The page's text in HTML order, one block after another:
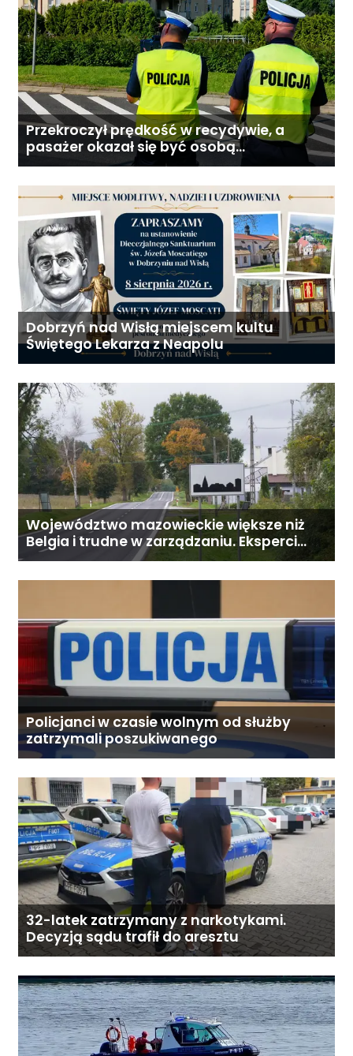
Przekroczył prędkość w recydywie, a
pasażer okazał się być osobą
poszukiwaną
Dobrzyń nad Wisłą miejscem kultu
Świętego Lekarza z Neapolu
Województwo mazowieckie większe niż
Belgia i trudne w zarządzaniu. Eksperci
proponują podział centralnej Polski
Policjanci w czasie wolnym od służby
zatrzymali poszukiwanego
32-latek zatrzymany z narkotykami.
Decyzją sądu trafił do aresztu